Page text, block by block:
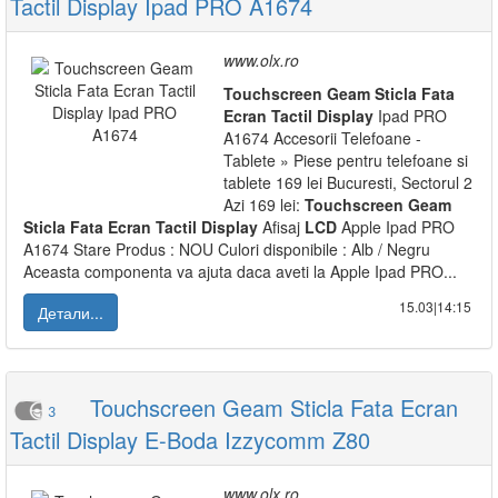
www.olx.ro
Touchscreen Geam Sticla Fata
Ecran Tactil Display Ipad PRO
A1674 Accesorii Telefoane -
Tablete » Piese pentru telefoane si
tablete 169 lei Bucuresti, Sectorul 2
Azi 169 lei: Touchscreen Geam
Sticla Fata Ecran Tactil Display Afisaj LCD Apple Ipad PRO
A1674 Stare Produs : NOU Culori disponibile : Alb / Negru
Aceasta componenta va ajuta daca aveti la Apple Ipad PRO...
Детали...
15.03|14:15
3
Touchscreen Geam Sticla Fata Ecran
Tactil Display E-Boda Izzycomm Z80
www.olx.ro